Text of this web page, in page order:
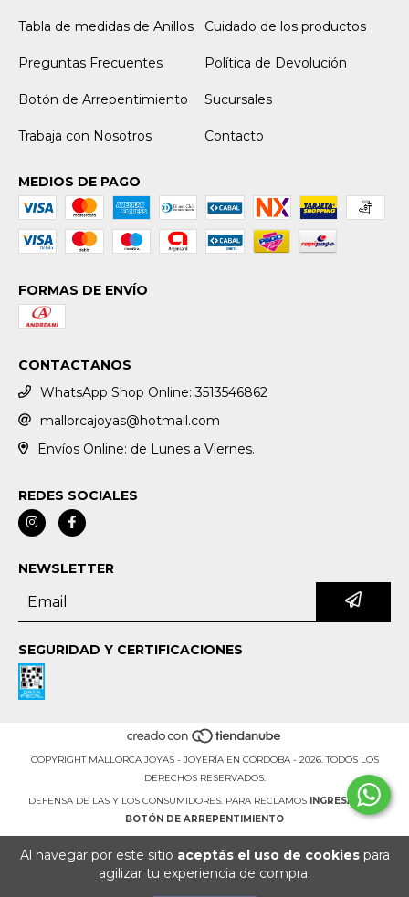
Al navegar por este sitio aceptás el uso de cookiespara
agilizar tu experiencia de compra.
Tabla de medidas de Anillos Cuidado de los productos
Preguntas Frecuentes Política de Devolución
Botón de Arrepentimiento Sucursales
Trabaja con Nosotros Contacto
MEDIOS DE PAGO
FORMAS DE ENVÍO
CONTACTANOS
WhatsApp Shop Online: 3513546862
mallorcajoyas@hotmail.com
Envíos Online: de Lunes a Viernes.
REDES SOCIALES
NEWSLETTER
SEGURIDAD Y CERTIFICACIONES
COPYRIGHT MALLORCA JOYAS - JOYERÍA EN CÓRDOBA - 2026. TODOS LOS
DERECHOS RESERVADOS.
DEFENSA DE LAS Y LOS CONSUMIDORES. PARA RECLAMOS
INGRESÁ ACÁ.
BOTÓN DE ARREPENTIMIENTO